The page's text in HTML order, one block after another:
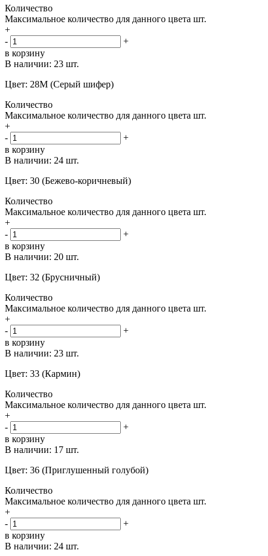
Количество
Максимальное количество для данного цвета шт.
+
-
+
в корзину
В наличии: 23 шт.
Цвет: 28M (Серый шифер)
Количество
Максимальное количество для данного цвета шт.
+
-
+
в корзину
В наличии: 24 шт.
Цвет: 30 (Бежево-коричневый)
Количество
Максимальное количество для данного цвета шт.
+
-
+
в корзину
В наличии: 20 шт.
Цвет: 32 (Брусничный)
Количество
Максимальное количество для данного цвета шт.
+
-
+
в корзину
В наличии: 23 шт.
Цвет: 33 (Кармин)
Количество
Максимальное количество для данного цвета шт.
+
-
+
в корзину
В наличии: 17 шт.
Цвет: 36 (Приглушенный голубой)
Количество
Максимальное количество для данного цвета шт.
+
-
+
в корзину
В наличии: 24 шт.